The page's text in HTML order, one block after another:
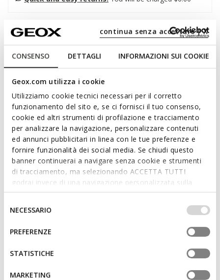
CONSENSO DETTAGLI INFORMAZIONI SUI COOKIE
Geox.com utilizza i cookie
Utilizziamo cookie tecnici necessari per il corretto
funzionamento del sito e, se ci fornisci il tuo consenso,
cookie ed altri strumenti di profilazione e tracciamento
per analizzare la navigazione, personalizzare contenuti
ed annunci pubblicitari in linea con le tue preferenze e
fornire funzionalità dei social media. Se chiudi questo
banner continuerai a navigare senza cookie e strumenti
di tracciamento, ma selezionando ACCETTA TUTTI
godrai invece di una navigazione personalizzata sulla
base dei tuoi gusti ed interessi. Selezionando
IMPOSTAZIONI potrai anche scegliere quali cookies ed
altri strumenti di tracciamento autorizzare. Per maggiori
informazioni o per modificare in qualsiasi momento le
tue impostazioni, visita la nostra
consenso
NECESSARIO
PREFERENZE
STATISTICHE
MARKETING
continua senza accettare | X
Description
Thong sandal for men with a sleek silhouette and a
comfortable padded footbed. This refined version boasts a
plain-leather upper in a versatile black palette and will prove
perfect for vacation and city days alike. Lightweight and
breathable, Erice is a warm-weather wardrobe failsafe and
will be an ideal complement to laid-back leisuretime outfits.
ITEM CODE:U45GUC00043C9999
Read more
Features
Quick and easy to put on
Lightweight footwear